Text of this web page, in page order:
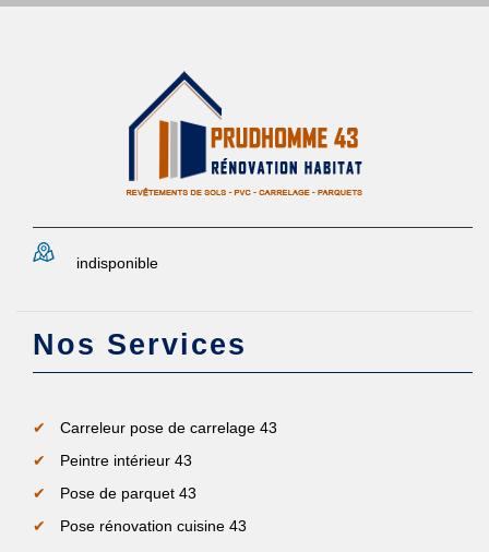
indisponible
Nos Services
Carreleur pose de carrelage 43
Peintre intérieur 43
Pose de parquet 43
Pose rénovation cuisine 43